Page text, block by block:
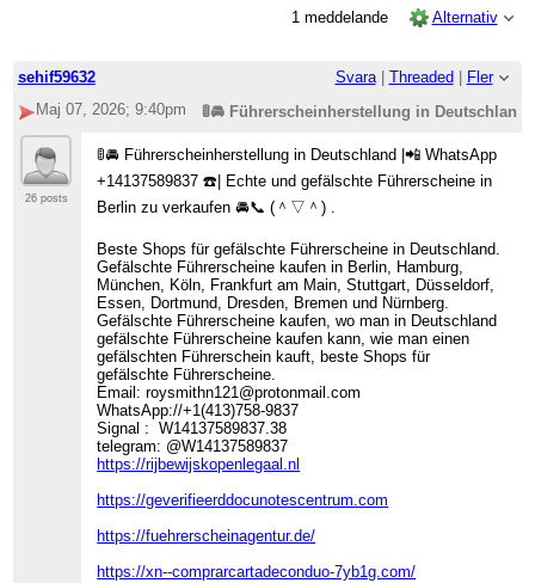
1 meddelande
Alternativ
sehif59632 Svara| Threaded
Fler
Maj 07, 2026; 9:40pm
🚦🚘 Führerscheinherstellung in
26 posts
🚦🚘 Führerscheinherstellung in Deutschland |📲 WhatsApp
+14137589837 ☎️| Echte und gefälschte Führerscheine in
Berlin zu verkaufen 🚘📞 (＾▽＾) .
Beste Shops für gefälschte Führerscheine in Deutschland.
Gefälschte Führerscheine kaufen in Berlin, Hamburg,
München, Köln, Frankfurt am Main, Stuttgart, Düsseldorf,
Essen, Dortmund, Dresden, Bremen und Nürnberg.
Gefälschte Führerscheine kaufen, wo man in Deutschland
gefälschte Führerscheine kaufen kann, wie man einen
gefälschten Führerschein kauft, beste Shops für
gefälschte Führerscheine.
Email: roysmithn121@protonmail.com
WhatsApp://+1(413)758-9837
Signal : W14137589837.38
telegram: @W14137589837
https://rijbewijskopenlegaal.nl
https://geverifieerddocunotescentrum.com
https://fuehrerscheinagentur.de/
https://xn--comprarcartadeconduo-7yb1g.com/